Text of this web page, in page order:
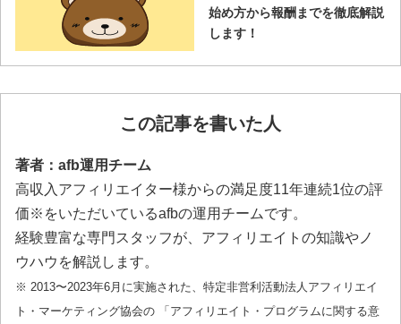
始め方から報酬までを徹底解説
します！
この記事を書いた人
著者：afb運用チーム
高収入アフィリエイター様からの満足度11年連続1位の評
価※をいただいているafbの運用チームです。
経験豊富な専門スタッフが、アフィリエイトの知識やノ
ウハウを解説します。
※ 2013〜2023年6月に実施された、特定非営利活動法人アフィリエイ
ト・マーケティング協会の 「アフィリエイト・プログラムに関する意